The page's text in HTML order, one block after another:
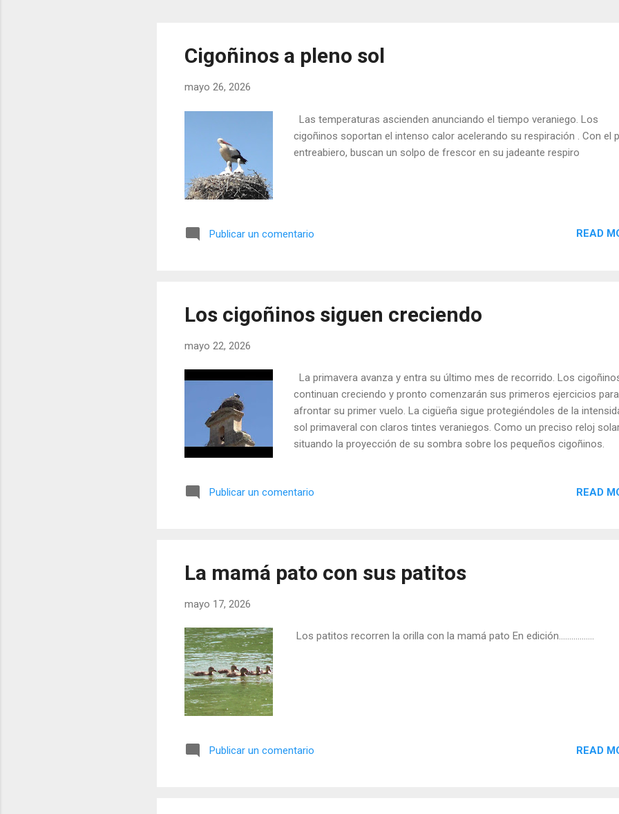
Cigoñinos a pleno sol
mayo 26, 2026
Las temperaturas ascienden anunciando el tiempo veraniego. Los
cigoñinos soportan el intenso calor acelerando su respiración . Con el
entreabiero, buscan un solpo de frescor en su jadeante respiro
Publicar un comentario READ
Los cigoñinos siguen creciendo
mayo 22, 2026
La primavera avanza y entra su último mes de recorrido. Los
continuan creciendo y pronto comenzarán sus primeros ejercicios para
afrontar su primer vuelo. La cigüeña sigue protegiéndoles de la
sol primaveral con claros tintes veraniegos. Como un preciso reloj
situando la proyección de su sombra sobre los pequeños cigoñinos.
Publicar un comentario READ
La mamá pato con sus patitos
mayo 17, 2026
Los patitos recorren la orilla con la mamá pato En edición.................
Publicar un comentario READ